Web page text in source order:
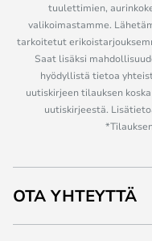
tuulettimien,
valikoimastamme.
tarkoitetut
Saat lisäksi
hyödyllistä tietoa
uutiskirjeen tilauksen
uutiskirjeestä.
OTA YHTEYTTÄ